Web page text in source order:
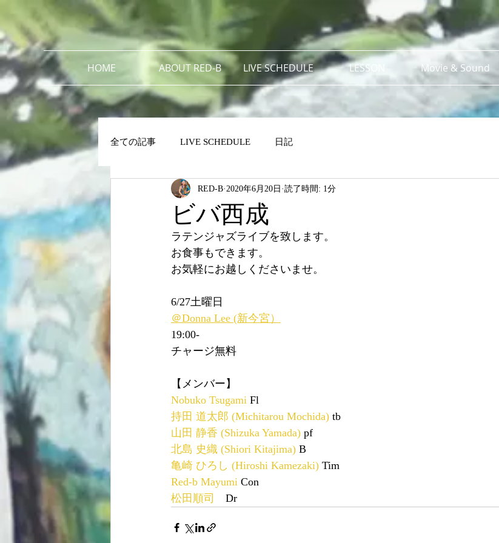
HOME ABOUT RED-B LIVE SCHEDULE LESSON Movie & Sound
全ての記事 LIVE SCHEDULE 日記
ビバ西成
RED-B 2020年6月20日 読了時間: 1分
ラテンジャズライブを致します。
お食事もできます。
お気軽にお越しくださいませ。
6/27土曜日
＠Donna Lee (新今宮）
19:00-
チャージ無料
【メンバー】
Nobuko Tsugami Fl
持田 道太郎 (Michitarou Mochida) tb
山田 静香 (Shizuka Yamada) pf
北島 史織 (Shiori Kitajima) B
亀崎 ひろし (Hiroshi Kamezaki) Tim
Red-b Mayumi Con
松田順司
Dr